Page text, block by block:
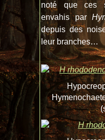
noté que ces
envahis par
depuis des
leur branches…